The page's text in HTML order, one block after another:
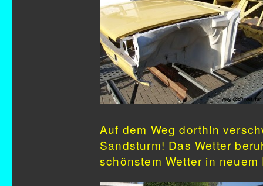
Auf dem Weg dorthin
Sandsturm! Das Wetter
schönstem Wetter in neuem